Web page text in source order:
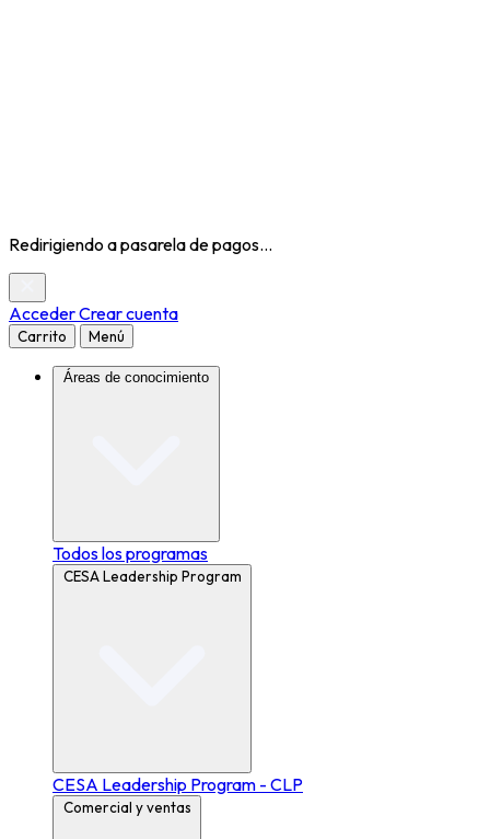
Redirigiendo a pasarela de pagos...
AccederCrear cuenta
Carrito Menú
Áreas de conocimiento
Todos los programas
CESA Leadership Program
CESA Leadership Program - CLP
Comercial y ventas